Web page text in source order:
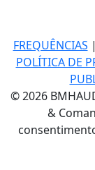
FREQUÊNCIAS |
POLÍTICA DE
© 2026
&